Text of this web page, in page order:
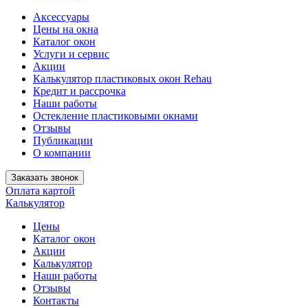
Аксессуары
Цены на окна
Каталог окон
Услуги и сервис
Акции
Калькулятор пластиковых окон Rehau
Кредит и рассрочка
Наши работы
Остекление пластиковыми окнами
Отзывы
Публикации
О компании
Заказать звонок
Оплата картой
Калькулятор
Цены
Каталог окон
Акции
Калькулятор
Наши работы
Отзывы
Контакты